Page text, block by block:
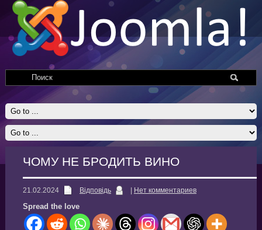
ЧОМУ НЕ БРОДИТЬ ВИНО
21.02.2024 Відповідь Нет комментариев
Spread the love